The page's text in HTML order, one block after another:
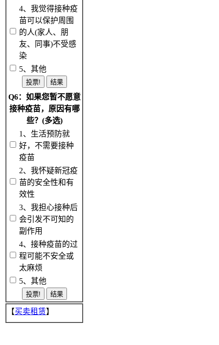
4、我觉得接种疫
苗可以保护周围
的人(家人、朋
友、同事)不受感
染
5、其他
Q6：如果您暂不愿意
接种疫苗，原因有哪
些？(多选)
1、生活预防就
好，不需要接种
疫苗
2、我怀疑新冠疫
苗的安全性和有
效性
3、我担心接种后
会引发不可知的
副作用
4、接种疫苗的过
程可能不安全或
太麻烦
5、其他
【买卖租赁】